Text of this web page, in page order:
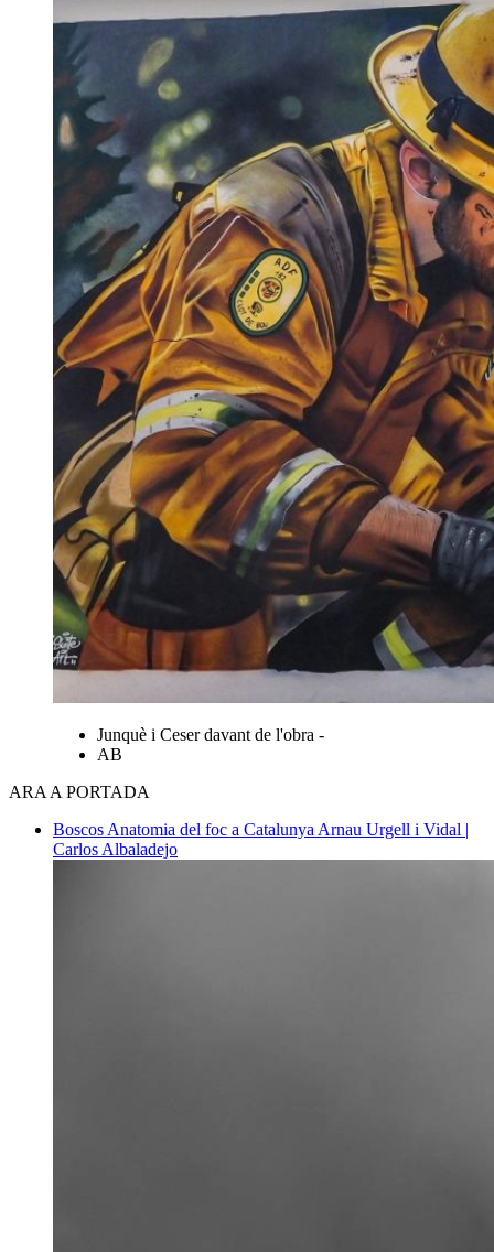
Junquè i Ceser davant de l'obra -
AB
ARA A PORTADA
Boscos Anatomia del foc a Catalunya Arnau Urgell i Vidal |
Carlos Albaladejo